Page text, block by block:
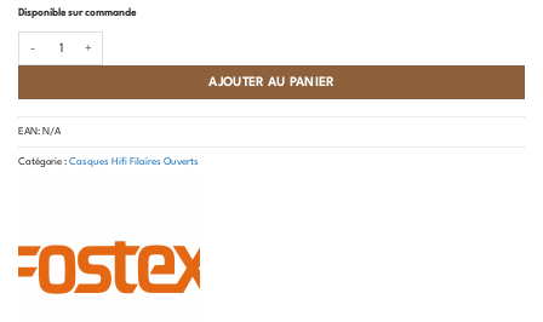
Disponible sur commande
AJOUTER AU PANIER
EAN: N/A
Catégorie : Casques Hifi Filaires Ouverts